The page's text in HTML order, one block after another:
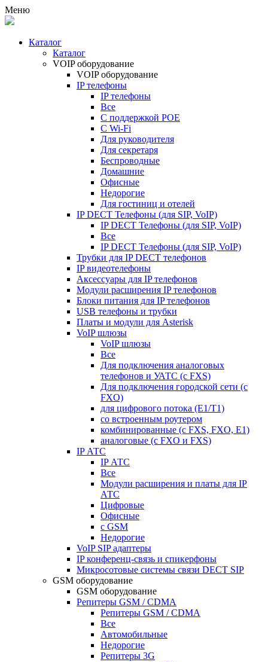
Меню
Каталог
Каталог
VOIP оборудование
VOIP оборудование
IP телефоны
IP телефоны
Все
С поддержкой POE
C Wi-Fi
Для руководителя
Для секретаря
Беспроводные
Домашние
Офисные
Недорогие
Для гостиниц и отелей
IP DECT Телефоны (для SIP, VoIP)
IP DECT Телефоны (для SIP, VoIP)
Все
IP DECT Телефоны (для SIP, VoIP)
Трубки для IP DECT телефонов
IP видеотелефоны
Аксессуары для IP телефонов
Модули расширения IP телефонов
Блоки питания для IP телефонов
USB телефоны и трубки
Платы и модули для Asterisk
VoIP шлюзы
VoIP шлюзы
Все
Для подключения аналоговых
телефонов и УАТС (с FXS)
Для подключения городской сети (с
FXO)
для цифрового потока (E1/T1)
со встроенным роутером
комбинированные (c FXS, FXO, E1)
аналоговые (с FXO и FXS)
IP АТС
IP АТС
Все
Модули расширения и платы для IP
АТС
Цифровые
Офисные
с GSM
Недорогие
VoIP SIP адаптеры
IP конференц-связь и спикерфоны
Микросотовые системы связи DECT SIP
GSM оборудование
GSM оборудование
Репитеры GSM / CDMA
Репитеры GSM / CDMA
Все
Автомобильные
Недорогие
Репитеры 3G